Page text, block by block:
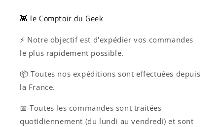
👾 le Comptoir du Geek
⚡ Notre objectif est d'expédier vos commandes
le plus rapidement possible.
📦 Toutes nos expéditions sont effectuées depuis
la France.
📅 Toutes les commandes sont traitées
quotidiennement (du lundi au vendredi) et sont